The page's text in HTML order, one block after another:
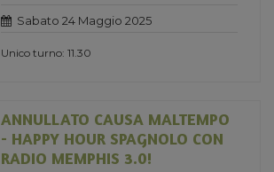
Sabato 24 Maggio 2025
Unico turno: 11.30
ANNULLATO CAUSA MALTEMPO
- HAPPY HOUR SPAGNOLO CON
RADIO MEMPHIS 3.0!